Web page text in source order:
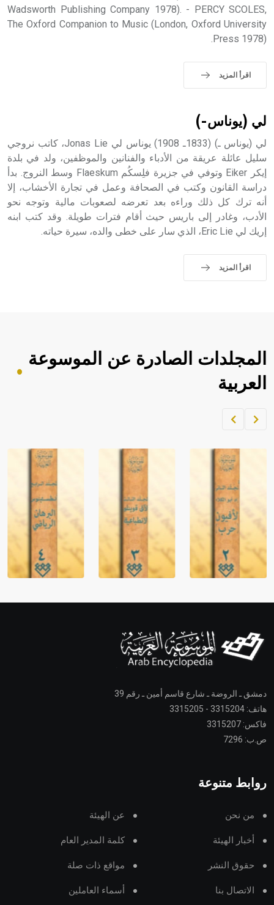
Wadsworth Publishing Company 1978). - PERCY SCOLES,
The Oxford Companion to Music (London, Oxford University
Press 1978).
اقرأ المزيد
لي (يوناس-)
لي (يوناس ـ) (1833ـ 1908) يوناس لي Jonas Lie، كاتب نروجي
سليل عائلة عريقة من الأدباء والفنانين والموظفين، ولد في بلدة
إيكر Eiker وتوفي في جزيرة فلِسكُم Flaeskum وسط النروج. بدأ
دراسة القانون وكتب في الصحافة وعمل في تجارة الأخشاب، إلا
أنه ترك كل ذلك وراءه بعد تعرضه لصعوبات مالية وتوجه نحو
الأدب، وغادر إلى باريس حيث أقام فترات طويلة. وقد كتب ابنه
إريك لي Eric Lie، الذي سار على خطى والده، سيرة حياته.
اقرأ المزيد
المجلدات الصادرة عن الموسوعة
العربية
دمشق ـ الروضة ـ شارع قاسم أمين ـ رقم 39
هاتف: 3315204 - 3315205
فاكس: 3315207
ص.ب: 7296
روابط متنوعة
من نحن عن الهيئة
أخبار الهيئة كلمة المدير العام
حقوق النشر مواقع ذات صلة
الاتصال بنا أسماء العاملين